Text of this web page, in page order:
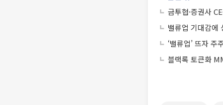
금투협·증권사
밸류업 기대감에
‘밸류업’ 뜨자
블랙록 토큰화